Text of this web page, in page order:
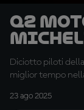
Q2
Diciotto piloti
miglior tempo
23 ago 2025